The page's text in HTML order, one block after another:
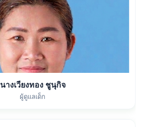
นางเวียงทอง ชูนุกิจ
ผู้ดูแลเด็ก